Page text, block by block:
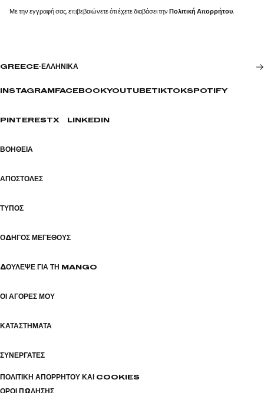
Με την εγγραφή σας, επιβεβαιώνετε ότι έχετε διαβάσει την Πολιτική Απορρήτου.
GREECE· ΕΛΛΗΝΙΚΆ
INSTAGRAM FACEBOOKYOUTUBETIKTOKSPOTIFY
PINTERESTX LINKEDIN
ΒΟΉΘΕΙΑ
ΑΠΟΣΤΟΛΈΣ
ΤΎΠΟΣ
ΟΔΗΓΌΣ ΜΕΓΈΘΟΥΣ
ΔΟΎΛΕΨΕ ΓΙΑ ΤΗ MANGO
ΟΙ ΑΓΟΡΈΣ ΜΟΥ
ΚΑΤΑΣΤΉΜΑΤΑ
ΣΥΝΕΡΓΆΤΕΣ
ΠΟΛΙΤΙΚΉ ΑΠΟΡΡΉΤΟΥ ΚΑΙ COOKIES